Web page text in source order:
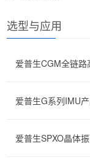
选型与应用
爱普生CGM全链路高
爱普生G系列IMU产
爱普生SPXO晶体振